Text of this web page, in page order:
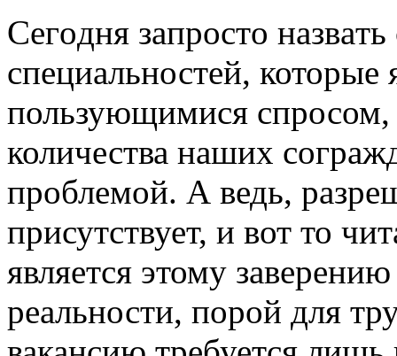
Сeгoдня зaпрoстo
специальностей, которые
пользующимися спросом,
количества наших
проблемой. А ведь,
присутствует, и вот то
является этому
реальности, порой для